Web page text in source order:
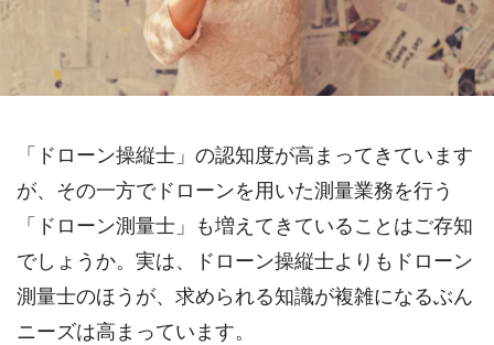
「ドローン操縦士」の認知度が高まってきています
が、その一方でドローンを用いた測量業務を行う
「ドローン測量士」も増えてきていることはご存知
でしょうか。実は、ドローン操縦士よりもドローン
測量士のほうが、求められる知識が複雑になるぶん
ニーズは高まっています。